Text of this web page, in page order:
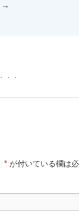
→
・・
* が付いている欄は